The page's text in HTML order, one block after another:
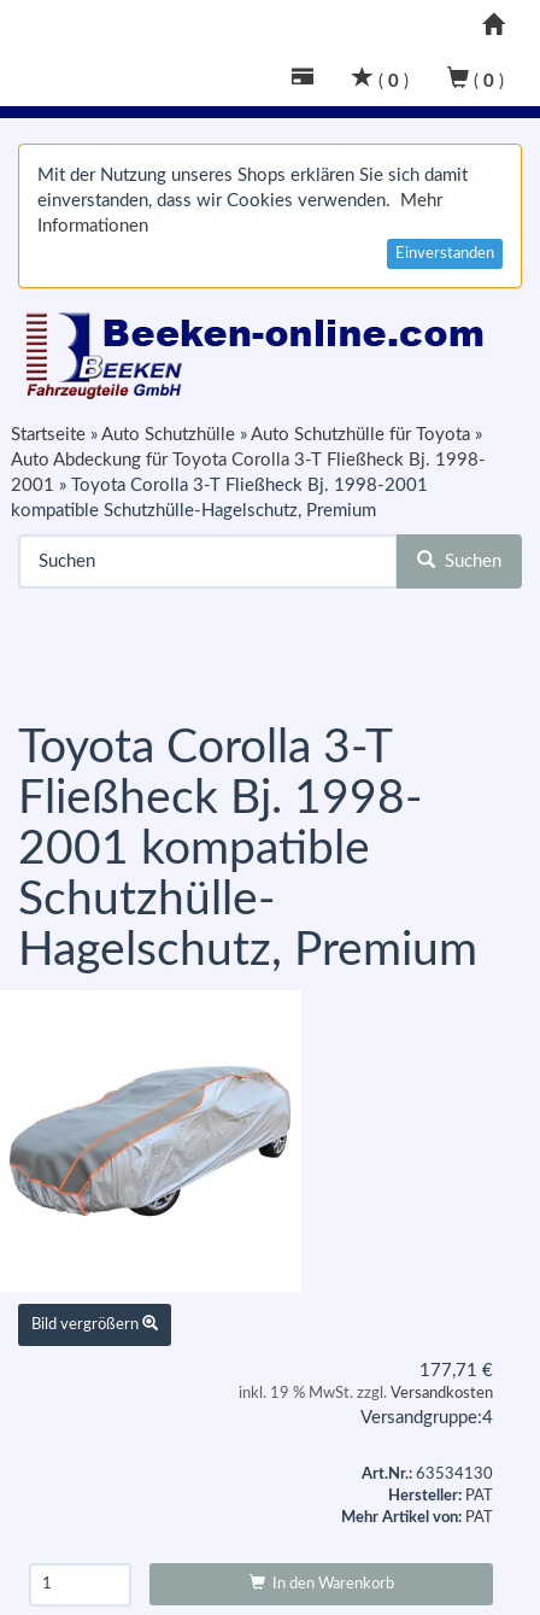
( 0 ) ( 0 )
Mit der Nutzung unseres Shops erklären Sie sich damit
einverstanden, dass wir Cookies verwenden.
Mehr
Informationen
Einverstanden
Startseite » Auto Schutzhülle » Auto Schutzhülle für Toyota »
Auto Abdeckung für Toyota Corolla 3-T Fließheck Bj. 1998-
2001 »
Toyota Corolla 3-T Fließheck Bj. 1998-2001
kompatible Schutzhülle-Hagelschutz, Premium
Suchen
Toyota Corolla 3-T
Fließheck Bj. 1998-
2001 kompatible
Schutzhülle-
Hagelschutz, Premium
Bild vergrößern
177,71 €
inkl. 19 % MwSt. zzgl. Versandkosten
Versandgruppe:4
Art.Nr.: 63534130
Hersteller: PAT
Mehr Artikel von: PAT
In den Warenkorb